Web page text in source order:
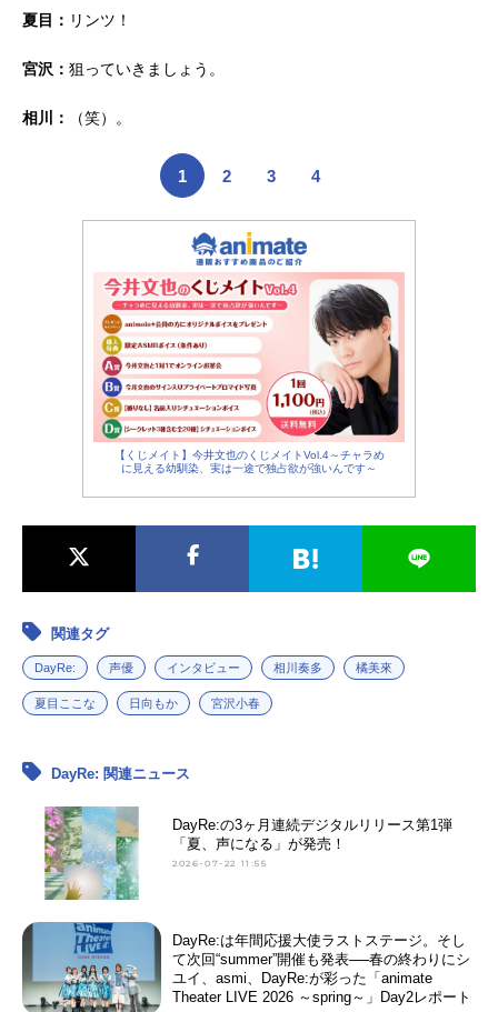
夏目： リンツ！
宮沢： 狙っていきましょう。
相川： （笑）。
1 2 3 4
【くじメイト】今井文也のくじメイトVol.4～チャラめ
に見える幼馴染、実は一途で独占欲が強いんです～
関連タグ
DayRe: 声優 インタビュー 相川奏多 橘美來
夏目ここな 日向もか 宮沢小春
DayRe: 関連ニュース
DayRe:の3ヶ月連続デジタルリリース第1弾
「夏、声になる」が発売！
2026-07-22 11:55
DayRe:は年間応援大使ラストステージ。そし
て次回“summer”開催も発表──春の終わりにシ
ユイ、asmi、DayRe:が彩った「animate
Theater LIVE 2026 ～spring～」Day2レポート